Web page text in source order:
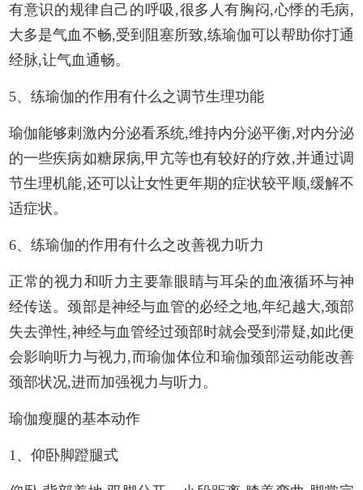
有意识的规律自己的呼吸,很多人有胸闷,心悸的毛病,
大多是气血不畅,受到阻塞所致,练瑜伽可以帮助你打通
经脉,让气血通畅。
5、练瑜伽的作用有什么之调节生理功能
瑜伽能够刺激内分泌看系统,维持内分泌平衡,对内分泌
的一些疾病如糖尿病,甲亢等也有较好的疗效,并通过调
节生理机能,还可以让女性更年期的症状较平顺,缓解不
适症状。
6、练瑜伽的作用有什么之改善视力听力
正常的视力和听力主要靠眼睛与耳朵的血液循环与神
经传送。颈部是神经与血管的必经之地,年纪越大,颈部
失去弹性,神经与血管经过颈部时就会受到滞疑,如此便
会影响听力与视力,而瑜伽体位和瑜伽颈部运动能改善
颈部状况,进而加强视力与听力。
瑜伽瘦腿的基本动作
1、仰卧脚蹬腿式